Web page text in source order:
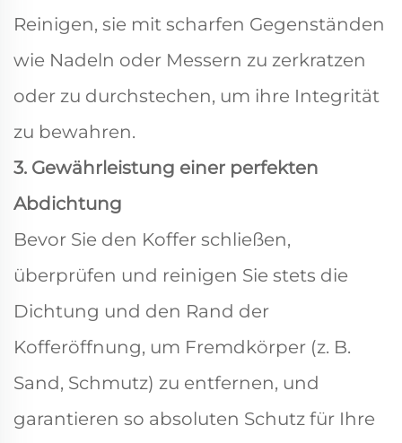
Reinigen, sie mit scharfen Gegenständen
wie Nadeln oder Messern zu zerkratzen
oder zu durchstechen, um ihre Integrität
zu bewahren.
3. Gewährleistung einer perfekten
Abdichtung
Bevor Sie den Koffer schließen,
überprüfen und reinigen Sie stets die
Dichtung und den Rand der
Kofferöffnung, um Fremdkörper (z. B.
Sand, Schmutz) zu entfernen, und
garantieren so absoluten Schutz für Ihre